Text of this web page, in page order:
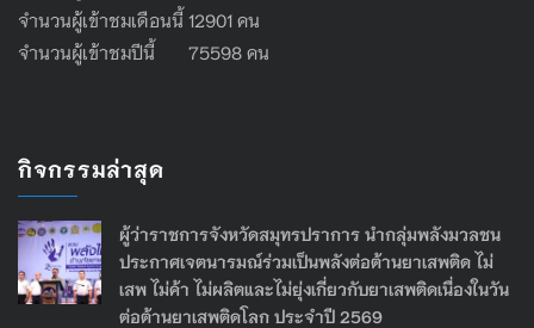
จำนวนผู้เข้าชมเดือนนี้ 12901 คน
จำนวนผู้เข้าชมปีนี้ 75598 คน
กิจกรรมล่าสุด
ผู้ว่าราชการจังหวัดสมุทรปราการ นำกลุ่มพลังมวลชน
ประกาศเจตนารมณ์ร่วมเป็นพลังต่อต้านยาเสพติด ไม่
เสพ ไม่ค้า ไม่ผลิตและไม่ยุ่งเกี่ยวกับยาเสพติดเนื่องในวัน
ต่อต้านยาเสพติดโลก ประจำปี 2569